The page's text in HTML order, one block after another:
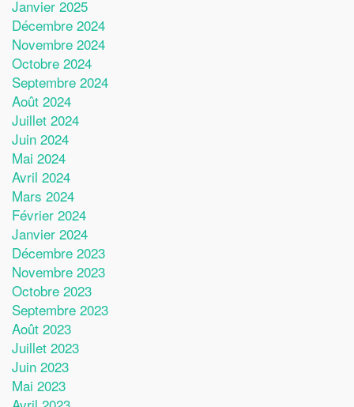
Janvier 2025
Décembre 2024
Novembre 2024
Octobre 2024
Septembre 2024
Août 2024
Juillet 2024
Juin 2024
Mai 2024
Avril 2024
Mars 2024
Février 2024
Janvier 2024
Décembre 2023
Novembre 2023
Octobre 2023
Septembre 2023
Août 2023
Juillet 2023
Juin 2023
Mai 2023